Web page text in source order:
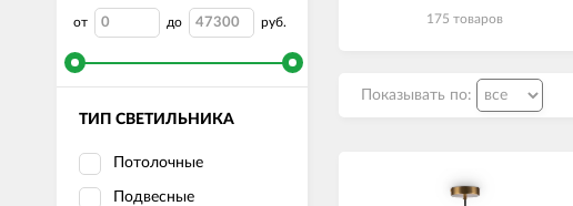
от до руб.
ТИП СВЕТИЛЬНИКА
Потолочные
Подвесные
175 товаров
Показывать по: